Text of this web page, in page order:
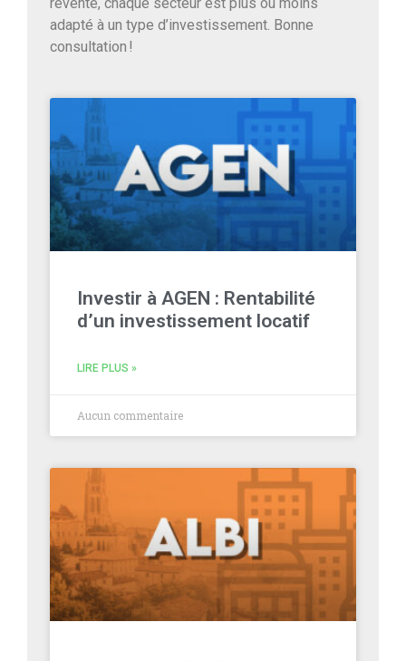
adapté à un type d’investissement. Bonne
consultation !
Investir à AGEN : Rentabilité
d’un investissement locatif
LIRE PLUS »
Aucun commentaire